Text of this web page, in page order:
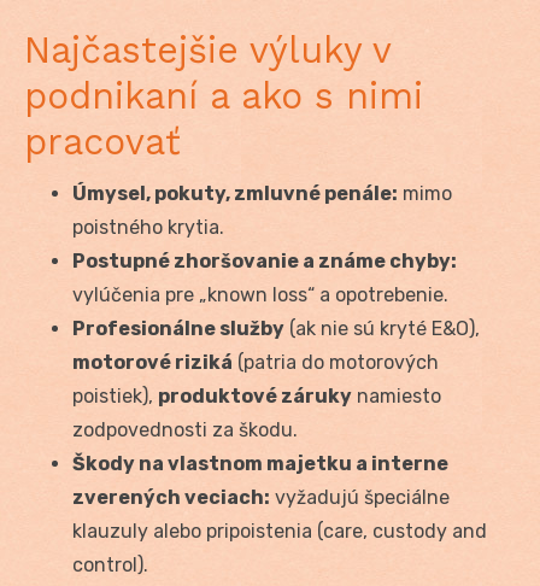
Najčastejšie výluky v
podnikaní a ako s nimi
pracovať
Úmysel, pokuty, zmluvné penále: mimo
poistného krytia.
Postupné zhoršovanie a známe chyby:
vylúčenia pre „known loss“ a opotrebenie.
Profesionálne služby (ak nie sú kryté E&O),
motorové riziká (patria do motorových
poistiek), produktové záruky namiesto
zodpovednosti za škodu.
Škody na vlastnom majetku a interne
zverených veciach: vyžadujú špeciálne
klauzuly alebo pripoistenia (care, custody and
control).